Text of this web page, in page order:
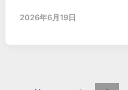
2026年6月19日